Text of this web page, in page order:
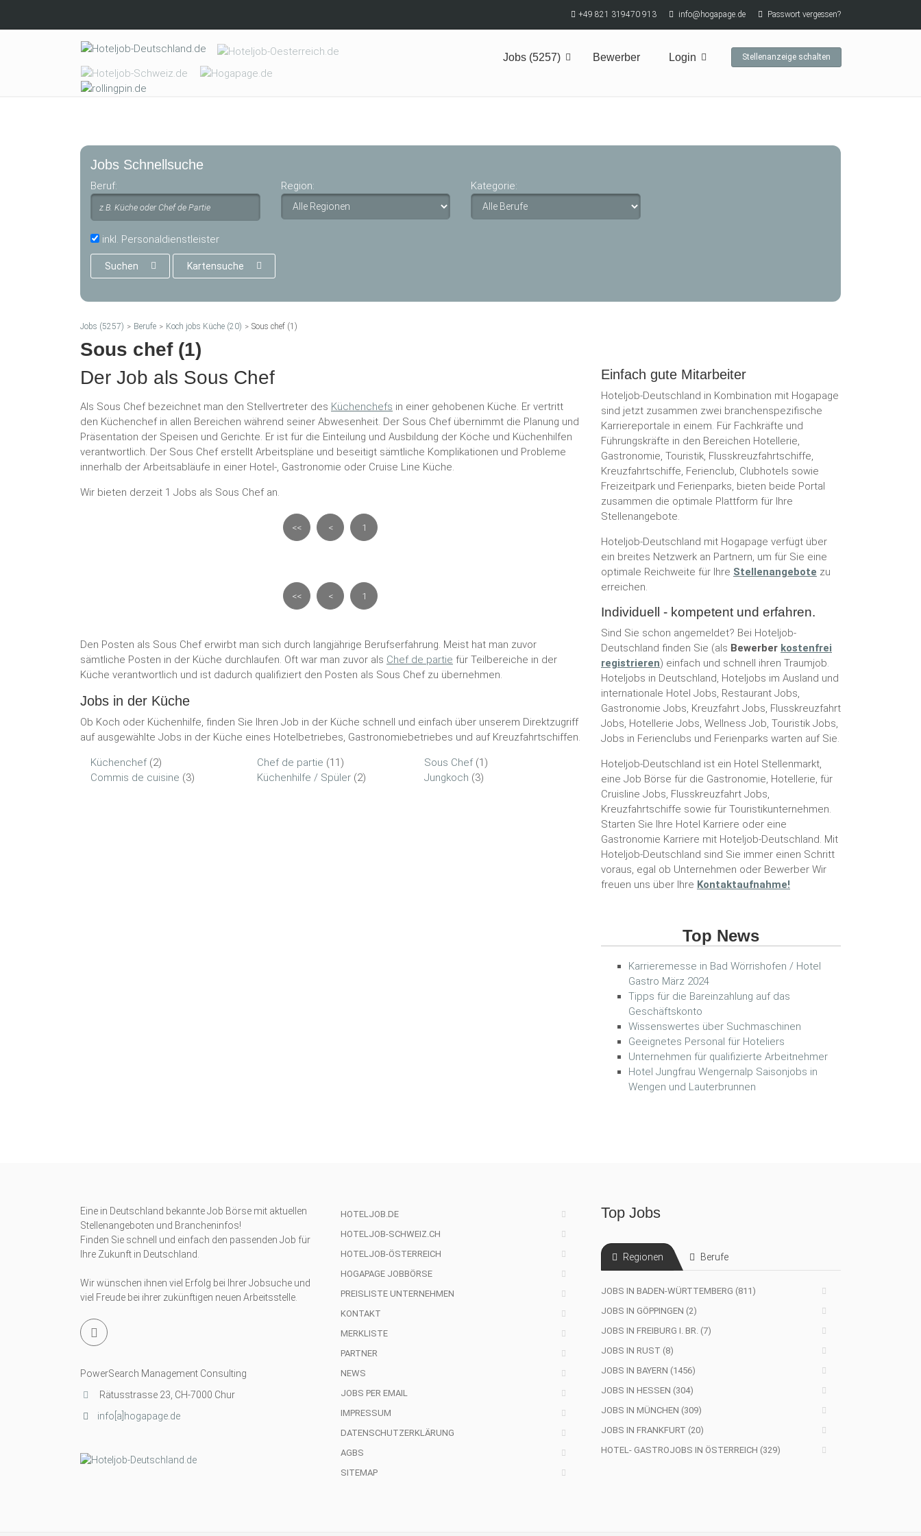
+49 821 319470 913 info@hogapage.de Passwort vergessen?
Jobs (5257) Bewerber Login Stellenanzeige schalten
Jobs Schnellsuche
Beruf: Region: Kategorie:
inkl. Personaldienstleister
Suchen Kartensuche
Jobs (5257) Berufe Koch jobs Küche (20) Sous chef (1)
Sous chef (1)
Der Job als Sous Chef
Als Sous Chef bezeichnet man den Stellvertreter des Küchenchefs in einer gehobenen Küche. Er vertritt
den Küchenchef in allen Bereichen während seiner Abwesenheit. Der Sous Chef übernimmt die Planung und
Präsentation der Speisen und Gerichte. Er ist für die Einteilung und Ausbildung der Köche und Küchenhilfen
verantwortlich. Der Sous Chef erstellt Arbeitspläne und beseitigt sämtliche Komplikationen und Probleme
innerhalb der Arbeitsabläufe in einer Hotel-, Gastronomie oder Cruise Line Küche.
Wir bieten derzeit 1 Jobs als Sous Chef an.
<< < 1
<< < 1
Den Posten als Sous Chef erwirbt man sich durch langjährige Berufserfahrung. Meist hat man zuvor
sämtliche Posten in der Küche durchlaufen. Oft war man zuvor als Chef de partie für Teilbereiche in der
Küche verantwortlich und ist dadurch qualifiziert den Posten als Sous Chef zu übernehmen.
Jobs in der Küche
Ob Koch oder Küchenhilfe, finden Sie Ihren Job in der Küche schnell und einfach über unserem Direktzugriff
auf ausgewählte Jobs in der Küche eines Hotelbetriebes, Gastronomiebetriebes und auf Kreuzfahrtschiffen.
Küchenchef(2)
Commis de cuisine (3)
Chef de partie (11)
Küchenhilfe / Spüler (2)
Sous Chef(1)
Jungkoch (3)
Einfach gute Mitarbeiter
Hoteljob-Deutschland in Kombination mit Hogapage
sind jetzt zusammen zwei branchenspezifische
Karriereportale in einem. Für Fachkräfte und
Führungskräfte in den Bereichen Hotellerie,
Gastronomie, Touristik, Flusskreuzfahrtschiffe,
Kreuzfahrtschiffe, Ferienclub, Clubhotels sowie
Freizeitpark und Ferienparks, bieten beide Portal
zusammen die optimale Plattform für Ihre
Stellenangebote.
Hoteljob-Deutschland mit Hogapage verfügt über
ein breites Netzwerk an Partnern, um für Sie eine
optimale Reichweite für Ihre Stellenangebote zu
erreichen.
Individuell - kompetent und erfahren.
Sind Sie schon angemeldet? Bei Hoteljob-
Deutschland finden Sie (als Bewerber kostenfrei
registrieren) einfach und schnell ihren Traumjob.
Hoteljobs in Deutschland, Hoteljobs im Ausland und
internationale Hotel Jobs, Restaurant Jobs,
Gastronomie Jobs, Kreuzfahrt Jobs, Flusskreuzfahrt
Jobs, Hotellerie Jobs, Wellness Job, Touristik Jobs,
Jobs in Ferienclubs und Ferienparks warten auf Sie.
Hoteljob-Deutschland ist ein Hotel Stellenmarkt,
eine Job Börse für die Gastronomie, Hotellerie, für
Cruisline Jobs, Flusskreuzfahrt Jobs,
Kreuzfahrtschiffe sowie für Touristikunternehmen.
Starten Sie Ihre Hotel Karriere oder eine
Gastronomie Karriere mit Hoteljob-Deutschland. Mit
Hoteljob-Deutschland sind Sie immer einen Schritt
voraus, egal ob Unternehmen oder Bewerber Wir
freuen uns über Ihre Kontaktaufnahme!
Top News
Karrieremesse in Bad Wörrishofen / Hotel
Gastro März 2024
Tipps für die Bareinzahlung auf das
Geschäftskonto
Wissenswertes über Suchmaschinen
Geeignetes Personal für Hoteliers
Unternehmen für qualifizierte Arbeitnehmer
Hotel Jungfrau Wengernalp Saisonjobs in
Wengen und Lauterbrunnen
Eine in Deutschland bekannte Job Börse mit aktuellen
Stellenangeboten und Brancheninfos!
Finden Sie schnell und einfach den passenden Job für
Ihre Zukunft in Deutschland.
Wir wünschen ihnen viel Erfolg bei Ihrer Jobsuche und
viel Freude bei ihrer zukünftigen neuen Arbeitsstelle.
PowerSearch Management Consulting
Rätusstrasse 23, CH-7000 Chur
info[a]hogapage.de
HOTELJOB.DE
HOTELJOB-SCHWEIZ.CH
HOTELJOB-ÖSTERREICH
HOGAPAGE JOBBÖRSE
PREISLISTE UNTERNEHMEN
KONTAKT
MERKLISTE
PARTNER
NEWS
JOBS PER EMAIL
IMPRESSUM
DATENSCHUTZERKLÄRUNG
AGBS
SITEMAP
Top Jobs
Regionen Berufe
JOBS IN BADEN-WÜRTTEMBERG (811)
JOBS IN GÖPPINGEN (2)
JOBS IN FREIBURG I. BR. (7)
JOBS IN RUST (8)
JOBS IN BAYERN (1456)
JOBS IN HESSEN (304)
JOBS IN MÜNCHEN (309)
JOBS IN FRANKFURT (20)
HOTEL- GASTROJOBS IN ÖSTERREICH (329)